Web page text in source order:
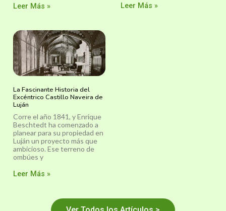
Leer Más » Leer Más »
La Fascinante Historia del
Excéntrico Castillo Naveira de
Luján
Corre el año 1841, y Enrique
Beschtedt ha comenzado a
planear para su propiedad en
Luján un proyecto más que
ambicioso. Ese terreno de
ombúes y
Leer Más »